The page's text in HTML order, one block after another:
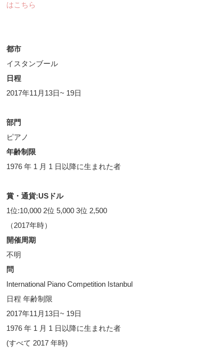
はこちら
都市
イスタンブール
日程
2017年11月13日~ 19日
部門
ピアノ
年齢制限
1976 年 1 月 1 日以降に生まれた者
賞・通貨:USドル
1位:10,000 2位 5,000 3位 2,500
（2017年時）
開催周期
不明
問
International Piano Competition Istanbul
日程 年齢制限
2017年11月13日~ 19日
1976 年 1 月 1 日以降に生まれた者
(すべて 2017 年時)